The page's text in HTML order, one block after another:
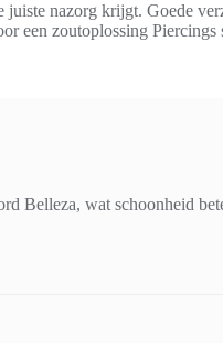
nazorg krijgt. Goede
zoutoplossing Piercings
Belleza, wat schoonheid